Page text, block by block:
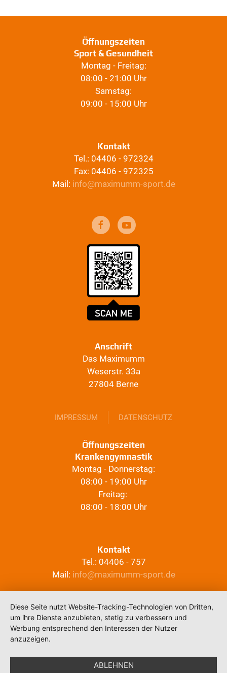
Öffnungszeiten
Sport & Gesundheit
Montag - Freitag:
08:00 - 21:00 Uhr
Samstag:
09:00 - 15:00 Uhr
Kontakt
Tel.: 04406 - 972324
Fax: 04406 - 972325
Mail: info@maximumm-sport.de
Anschrift
Das Maximumm
Weserstr. 33a
27804 Berne
IMPRESSUM DATENSCHUTZ
Öffnungszeiten
Krankengymnastik
Montag - Donnerstag:
08:00 - 19:00 Uhr
Freitag:
08:00 - 18:00 Uhr
Kontakt
Tel.: 04406 - 757
Mail: info@maximumm-sport.de
Diese Seite nutzt Website-Tracking-Technologien von Dritten,
um ihre Dienste anzubieten, stetig zu verbessern und
Werbung entsprechend den Interessen der Nutzer
anzuzeigen.
ABLEHNEN